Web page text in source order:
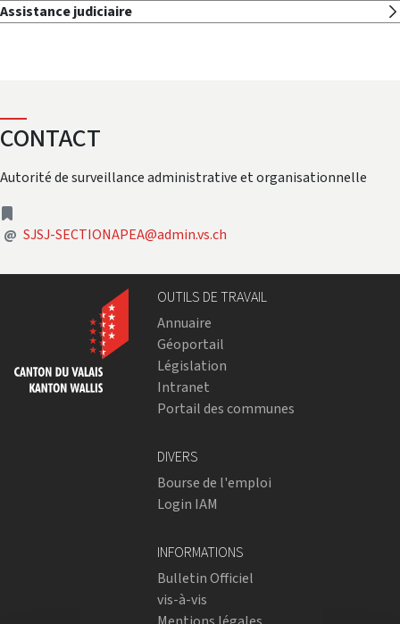
Assistance judiciaire
CONTACT
Autorité de surveillance administrative et organisationnelle
@ Adresse courriel
SJSJ-SECTIONAPEA@admin.vs.ch
OUTILS DE TRAVAIL
Annuaire
Géoportail
Législation
Intranet
Portail des communes
DIVERS
Bourse de l'emploi
Login IAM
INFORMATIONS
Bulletin Officiel
vis-à-vis